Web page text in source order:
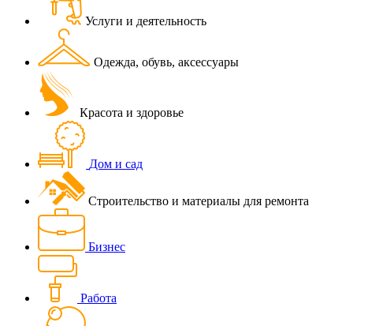
Услуги и деятельность
Одежда, обувь, аксессуары
Красота и здоровье
Дом и сад
Строительство и материалы для ремонта
Бизнес
Работа